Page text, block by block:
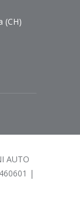
(CH)
AUTO
|